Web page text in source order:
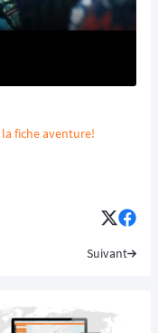
la fiche aventure!
Suivant